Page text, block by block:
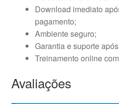
Download imediato
pagamento;
Ambiente seguro;
Garantia e suporte
Treinamento online
Avaliações